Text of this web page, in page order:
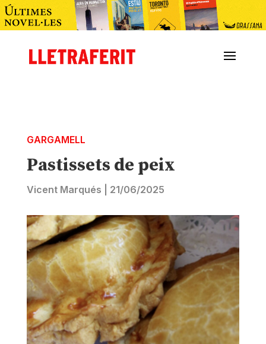
GARGAMELL
Pastissets de peix
Vicent Marqués 21/06/2025